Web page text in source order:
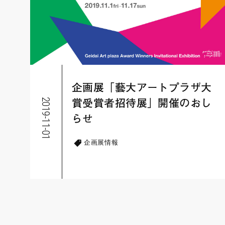
2019-11-01
企画展「藝大アートプラザ大
賞受賞者招待展」開催のおし
らせ
企画展情報